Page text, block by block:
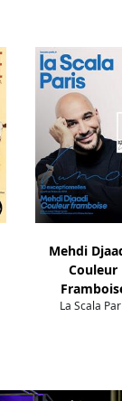
Mehdi
Couleur
La Scala